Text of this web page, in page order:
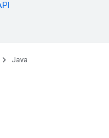
Java